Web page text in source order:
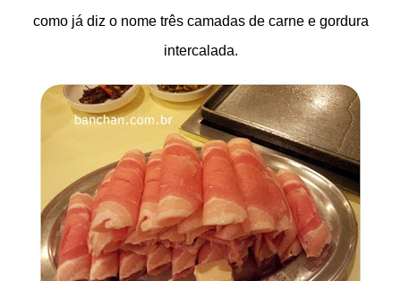
como já diz o nome três camadas de carne e gordura
intercalada.